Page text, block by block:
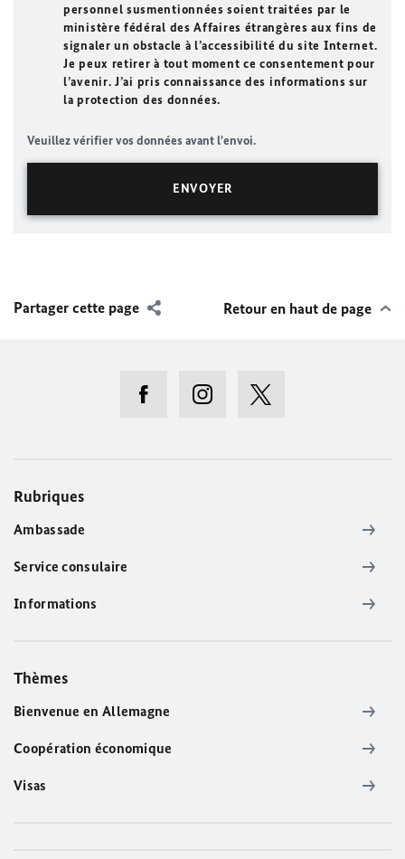
personnel susmentionnées soient traitées par le
ministère fédéral des Affaires étrangères aux fins de
signaler un obstacle à l’accessibilité du site Internet.
Je peux retirer à tout moment ce consentement pour
l’avenir. J’ai pris connaissance des informations sur
la protection des données.
Veuillez vérifier vos données avant l'envoi.
Partager cette page Retour en haut de page
Rubriques
Ambassade
Service consulaire
Informations
Thèmes
Bienvenue en Allemagne
Coopération économique
Visas